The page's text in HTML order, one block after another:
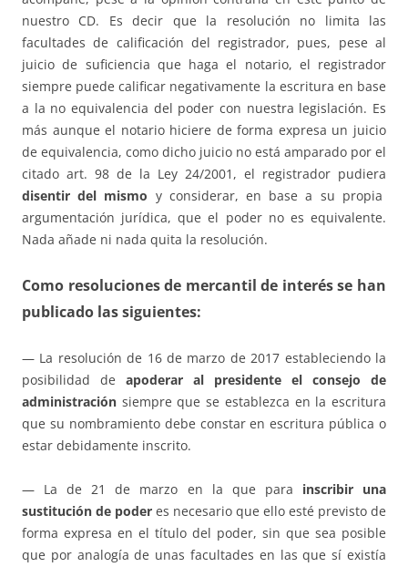
nuestro CD. Es decir que la resolución no limita las
facultades de calificación del registrador, pues, pese al
juicio de suficiencia que haga el notario, el registrador
siempre puede calificar negativamente la escritura en base
a la no equivalencia del poder con nuestra legislación. Es
más aunque el notario hiciere de forma expresa un juicio
de equivalencia, como dicho juicio no está amparado por el
citado art. 98 de la Ley 24/2001, el registrador pudiera
disentir del mismo y considerar, en base a su propia
argumentación jurídica, que el poder no es equivalente.
Nada añade ni nada quita la resolución.
Como resoluciones de mercantil de interés se han
publicado las siguientes:
— La resolución de 16 de marzo de 2017 estableciendo la
posibilidad de apoderar al presidente el consejo de
administración siempre que se establezca en la escritura
que su nombramiento debe constar en escritura pública o
estar debidamente inscrito.
— La de 21 de marzo en la que para inscribir una
sustitución de poder es necesario que ello esté previsto de
forma expresa en el título del poder, sin que sea posible
que por analogía de unas facultades en las que sí existía